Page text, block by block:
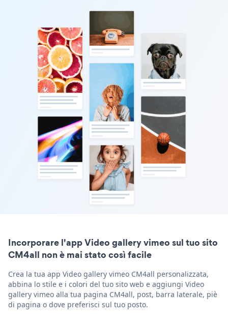
Incorporare l'app Video gallery vimeo sul tuo sito
CM4all non è mai stato così facile
Crea la tua app Video gallery vimeo CM4all personalizzata,
abbina lo stile e i colori del tuo sito web e aggiungi Video
gallery vimeo alla tua pagina CM4all, post, barra laterale, piè
di pagina o dove preferisci sul tuo posto.